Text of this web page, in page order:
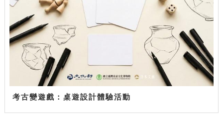
考古變遊戲：桌遊設計體驗活動